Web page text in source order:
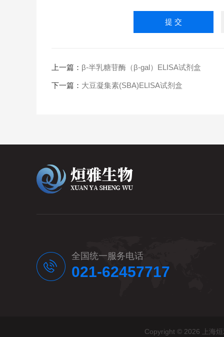
上一篇： β-半乳糖苷酶（β-gal）ELISA试剂盒
下一篇： 大豆凝集素(SBA)ELISA试剂盒
全国统一服务电话
021-62457717
Copyright © 2026 上海